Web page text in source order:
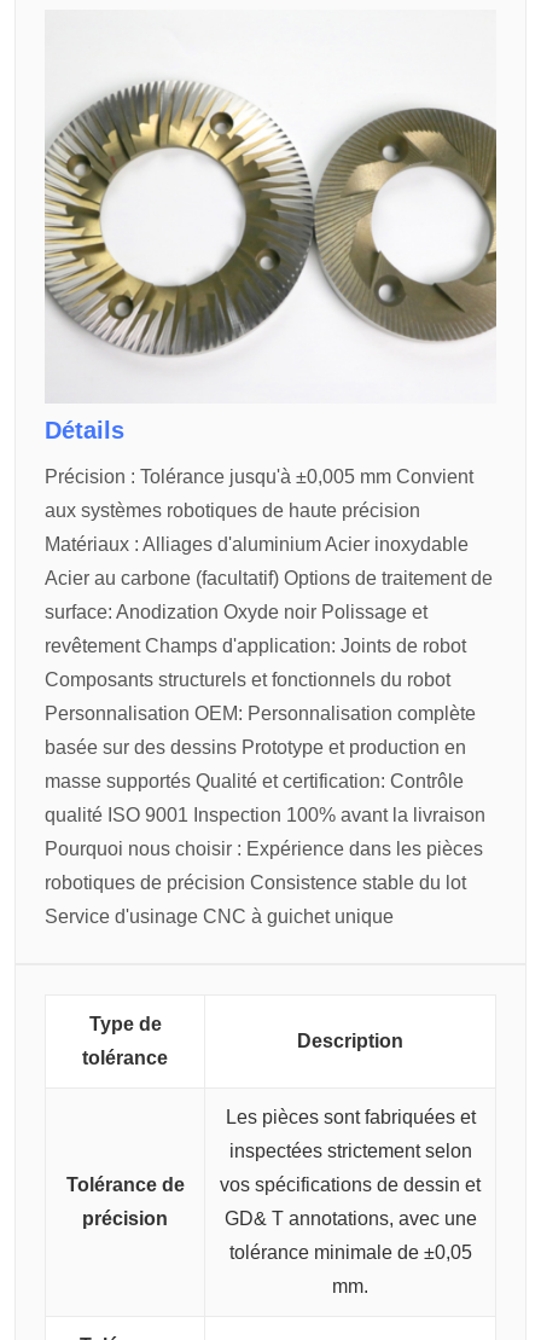
Détails
Précision : Tolérance jusqu'à ±0,005 mm Convient
aux systèmes robotiques de haute précision
Matériaux : Alliages d'aluminiumAcier inoxydable
Acier au carbone (facultatif) Options de traitement de
surface: Anodization Oxyde noir Polissage et
revêtementChamps d'application: Joints de robot
Composants structurels et fonctionnels du robot
Personnalisation OEM: Personnalisation complète
basée sur des dessins Prototype et production en
masse supportés Qualité et certification: Contrôle
qualité ISO 9001 Inspection 100% avant la livraison
Pourquoi nous choisir : Expérience dans les pièces
robotiques de précision Consistence stable du lot
Service d'usinage CNC à guichet unique
Type de
tolérance
Description
Tolérance de
précision
Les pièces sont fabriquées et
inspectées strictement selon
vos spécifications de dessin et
GD& T annotations, avec une
tolérance minimale de ±0,05
mm.